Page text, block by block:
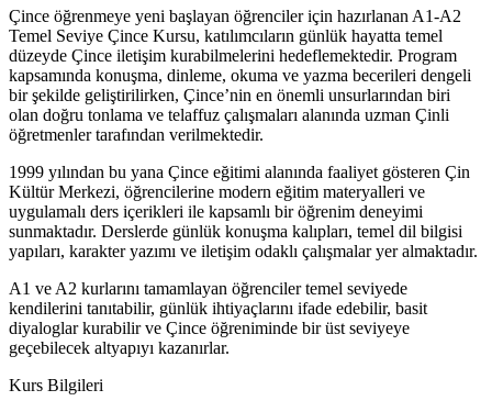
Çince öğrenmeye yeni başlayan öğrenciler için hazırlanan A1-A2
Temel Seviye Çince Kursu, katılımcıların günlük hayatta temel
düzeyde Çince iletişim kurabilmelerini hedeflemektedir. Program
kapsamında konuşma, dinleme, okuma ve yazma becerileri dengeli
bir şekilde geliştirilirken, Çince’nin en önemli unsurlarından biri
olan doğru tonlama ve telaffuz çalışmaları alanında uzman Çinli
öğretmenler tarafından verilmektedir.
1999 yılından bu yana Çince eğitimi alanında faaliyet gösteren Çin
Kültür Merkezi, öğrencilerine modern eğitim materyalleri ve
uygulamalı ders içerikleri ile kapsamlı bir öğrenim deneyimi
sunmaktadır. Derslerde günlük konuşma kalıpları, temel dil bilgisi
yapıları, karakter yazımı ve iletişim odaklı çalışmalar yer almaktadır.
A1 ve A2 kurlarını tamamlayan öğrenciler temel seviyede
kendilerini tanıtabilir, günlük ihtiyaçlarını ifade edebilir, basit
diyaloglar kurabilir ve Çince öğreniminde bir üst seviyeye
geçebilecek altyapıyı kazanırlar.
Kurs Bilgileri